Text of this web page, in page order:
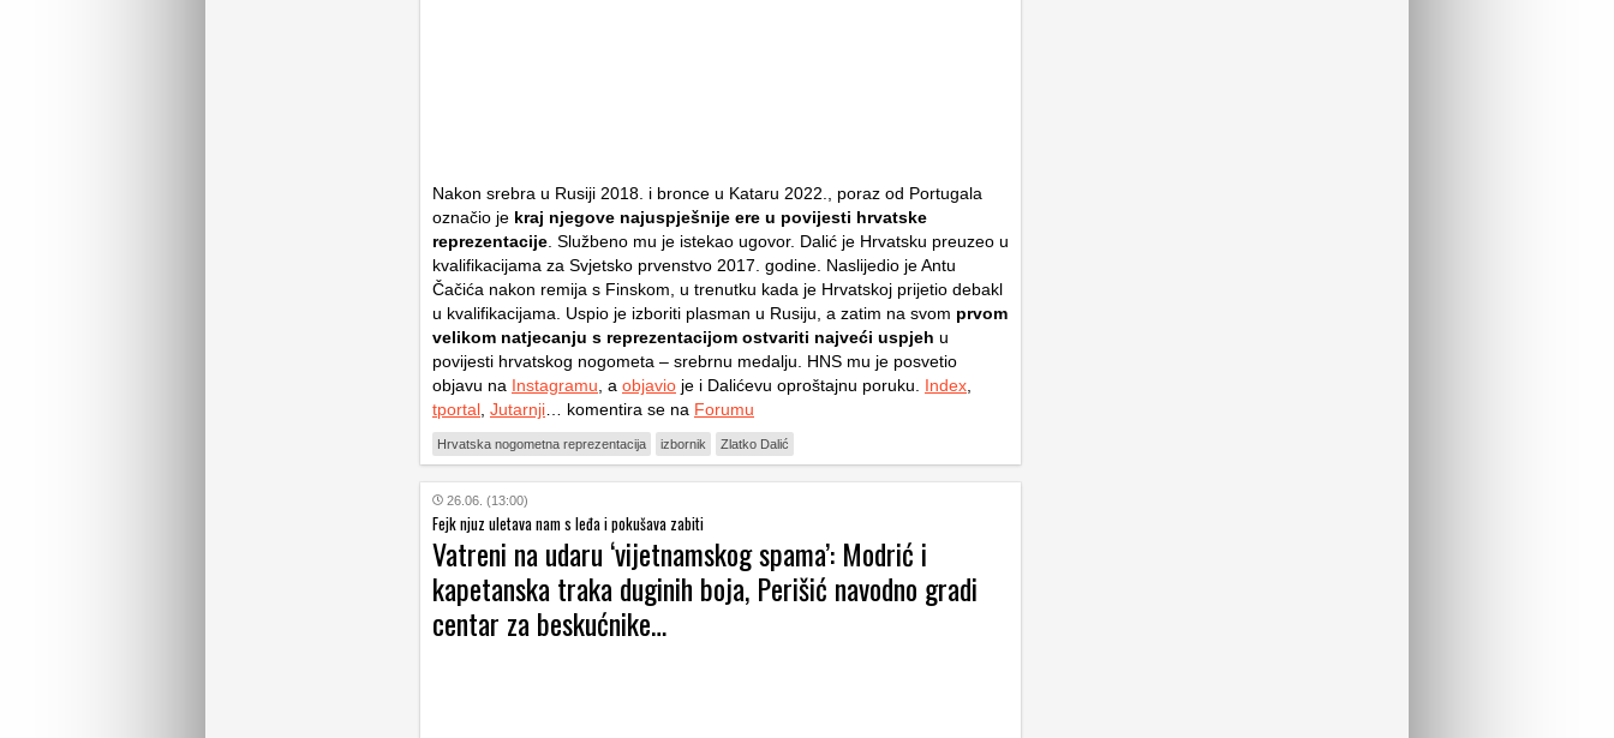
Nakon srebra u Rusiji 2018. i bronce u Kataru 2022., poraz od Portugala
označio je kraj njegove najuspješnije ere u povijesti hrvatske
reprezentacije . Službeno mu je istekao ugovor. Dalić je Hrvatsku preuzeo u
kvalifikacijama za Svjetsko prvenstvo 2017. godine. Naslijedio je Antu
Čačića nakon remija s Finskom, u trenutku kada je Hrvatskoj prijetio debakl
u kvalifikacijama. Uspio je izboriti plasman u Rusiju, a zatim na svom prvom
velikom natjecanju s reprezentacijom ostvariti najveći uspjeh u
povijesti hrvatskog nogometa – srebrnu medalju. HNS mu je posvetio
objavu na Instagramu , a objavio je i Dalićevu oproštajnu poruku. Index
tportal Jutarnji … komentira se na Forumu
Hrvatska nogometna reprezentacija izbornik Zlatko Dalić
26.06. (13:00)
Fejk njuz uletava nam s leđa i pokušava zabiti
Vatreni na udaru ‘vijetnamskog spama’: Modrić i
kapetanska traka duginih boja, Perišić navodno gradi
centar za beskućnike…